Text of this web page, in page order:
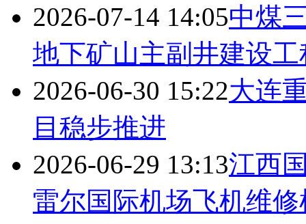
2026-07-14 14:05中煤
地下矿山主副井建设工
2026-06-30 15:22大连
目稳步推进
2026-06-29 13:13江西
雷尔国际机场飞机维